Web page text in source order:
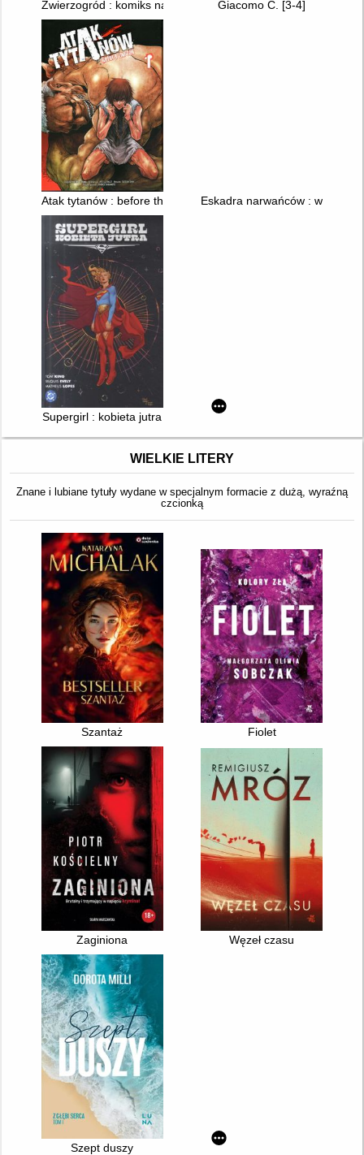
Zwierzogród : komiks na podstawie filmuGiacomo C. [3-4]
Atak tytanów : before the fall. 1 Eskadra narwańców : wydanie
Supergirl : kobieta jutra
WIELKIE LITERY
Znane i lubiane tytuły wydane w specjalnym formacie z dużą, wyraźną
czcionką
Szantaż Fiolet
Zaginiona Węzeł czasu
Szept duszy